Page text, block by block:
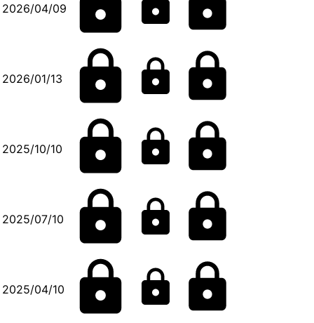
2026/04/09
2026/01/13
2025/10/10
2025/07/10
2025/04/10